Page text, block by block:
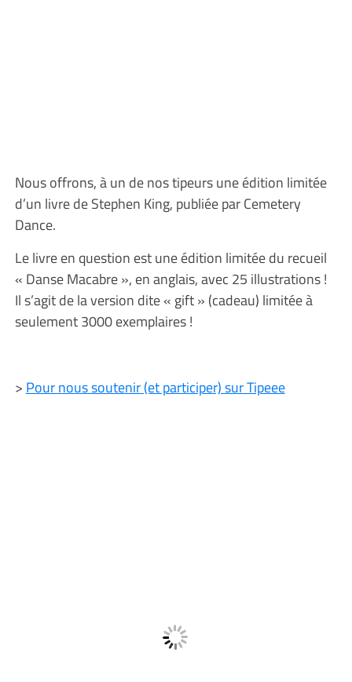
Nous offrons, à un de nos tipeurs une édition limitée
d’un livre de Stephen King, publiée par Cemetery
Dance.
Le livre en question est une édition limitée du recueil
« Danse Macabre », en anglais, avec 25 illustrations !
Il s’agit de la version dite « gift » (cadeau) limitée à
seulement 3000 exemplaires !
> Pour nous soutenir (et participer) sur Tipeee